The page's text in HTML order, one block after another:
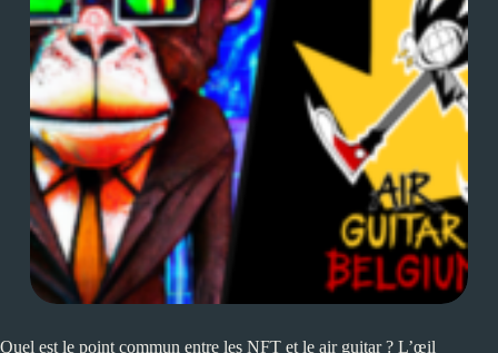
Quel est le point commun entre les NFT et le air guitar ? L’œil